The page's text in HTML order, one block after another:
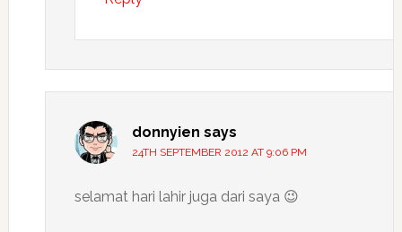
donnyien says
24TH SEPTEMBER 2012 AT 9:06 PM
selamat hari lahir juga dari saya 😉